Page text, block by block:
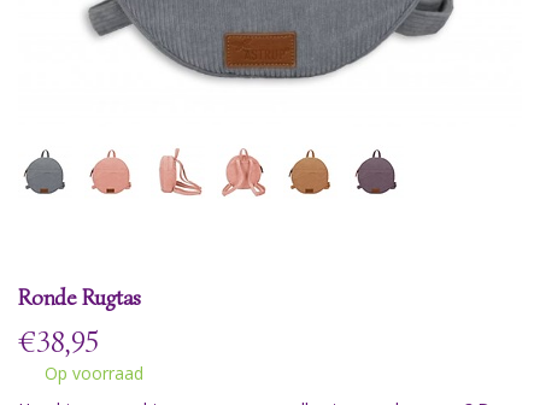
Ronde Rugtas
€38,95
Op voorraad